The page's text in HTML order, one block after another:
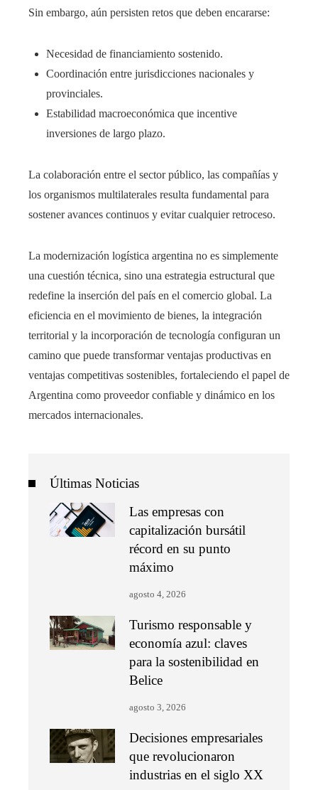
Sin embargo, aún persisten retos que deben encararse:
Necesidad de financiamiento sostenido.
Coordinación entre jurisdicciones nacionales y
provinciales.
Estabilidad macroeconómica que incentive
inversiones de largo plazo.
La colaboración entre el sector público, las compañías y
los organismos multilaterales resulta fundamental para
sostener avances continuos y evitar cualquier retroceso.
La modernización logística argentina no es simplemente
una cuestión técnica, sino una estrategia estructural que
redefine la inserción del país en el comercio global. La
eficiencia en el movimiento de bienes, la integración
territorial y la incorporación de tecnología configuran un
camino que puede transformar ventajas productivas en
ventajas competitivas sostenibles, fortaleciendo el papel de
Argentina como proveedor confiable y dinámico en los
mercados internacionales.
Últimas Noticias
Las empresas con
capitalización bursátil
récord en su punto
máximo
agosto 4, 2026
Turismo responsable y
economía azul: claves
para la sostenibilidad en
Belice
agosto 3, 2026
Decisiones empresariales
que revolucionaron
industrias en el siglo XX